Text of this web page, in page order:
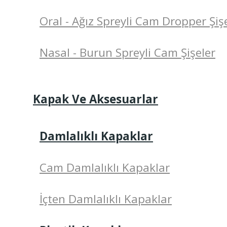
Oral - Ağız Spreyli Cam Dropper
Nasal - Burun Spreyli Cam Şişeler
Kapak Ve Aksesuarlar
Damlalıklı Kapaklar
Cam Damlalıklı Kapaklar
İçten Damlalıklı Kapaklar